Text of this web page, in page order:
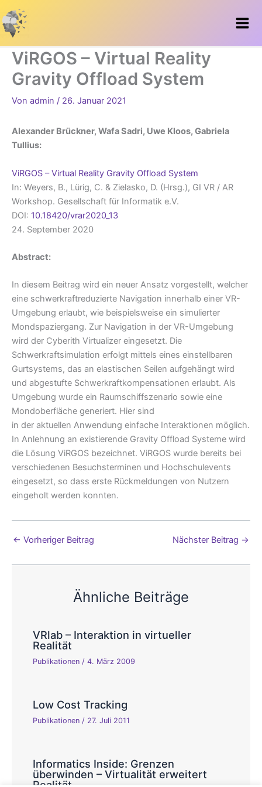
Inhalt
springen
ViRGOS – Virtual Reality
Gravity Offload System
Von admin / 26. Januar 2021
Alexander Brückner, Wafa Sadri, Uwe Kloos, Gabriela
Tullius:
ViRGOS – Virtual Reality Gravity Offload System
In: Weyers, B., Lürig, C. & Zielasko, D. (Hrsg.), GI VR / AR
Workshop. Gesellschaft für Informatik e.V.
DOI: 10.18420/vrar2020_13
24. September 2020
Abstract:
In diesem Beitrag wird ein neuer Ansatz vorgestellt, welcher
eine schwerkraftreduzierte Navigation innerhalb einer VR-
Umgebung erlaubt, wie beispielsweise ein simulierter
Mondspaziergang. Zur Navigation in der VR-Umgebung
wird der Cyberith Virtualizer eingesetzt. Die
Schwerkraftsimulation erfolgt mittels eines einstellbaren
Gurtsystems, das an elastischen Seilen aufgehängt wird
und abgestufte Schwerkraftkompensationen erlaubt. Als
Umgebung wurde ein Raumschiffszenario sowie eine
Mondoberfläche generiert. Hier sind
in der aktuellen Anwendung einfache Interaktionen möglich.
In Anlehnung an existierende Gravity Offload Systeme wird
die Lösung ViRGOS bezeichnet. ViRGOS wurde bereits bei
verschiedenen Besuchsterminen und Hochschulevents
eingesetzt, so dass erste Rückmeldungen von Nutzern
eingeholt werden konnten.
← Vorheriger Beitrag Nächster Beitrag →
Ähnliche Beiträge
VRlab – Interaktion in virtueller
Realität
Publikationen /4. März 2009
Low Cost Tracking
Publikationen / 27. Juli 2011
Informatics Inside: Grenzen
überwinden – Virtualität erweitert